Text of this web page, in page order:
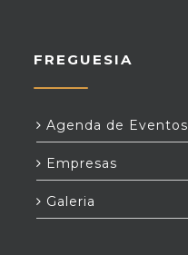
FREGUESIA
Agenda de Eventos
Empresas
Galeria